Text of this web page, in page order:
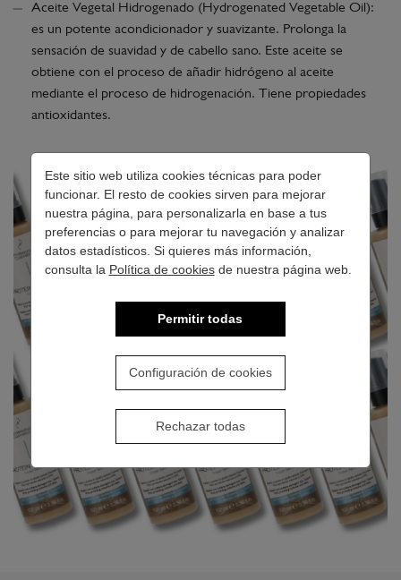
Este sitio web utiliza cookies técnicas para poder
funcionar. El resto de cookies sirven para mejorar
nuestra página, para personalizarla en base a tus
preferencias o para mejorar tu navegación y analizar
datos estadísticos. Si quieres más información,
consulta la Política de cookiesde nuestra página web.
Permitir todas
Configuración de cookies
Rechazar todas
Aceite Vegetal Hidrogenado (Hydrogenated Vegetable Oil):
es un potente acondicionador y suavizante. Prolonga la
sensación de suavidad y de cabello sano. Este aceite se
obtiene con el proceso de añadir hidrógeno al aceite
mediante el proceso de hidrogenación. Tiene propiedades
antioxidantes.